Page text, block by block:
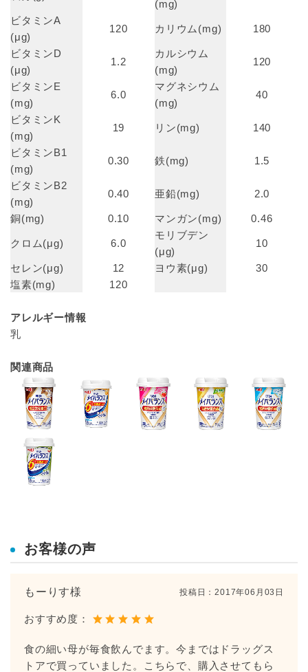
(mg)
ビタミンA
(μg)
120 カリウム(mg)
180
ビタミンD
(μg)
1.2
カルシウム
(mg)
120
ビタミンE
(mg)
6.0
マグネシウム
(mg)
40
ビタミンK
(mg)
19 リン(mg)
140
ビタミンB1
(mg)
0.30 鉄(mg)
1.5
ビタミンB2
(mg)
0.40 亜鉛(mg)
2.0
銅(mg)
0.10 マンガン(mg)
0.46
クロム(μg)
6.0
モリブデン
(μg)
10
セレン(μg)
12 ヨウ素(μg)
30
塩素(mg)
120
アレルギー情報
乳
関連商品
お客様の声
もーりす様 投稿日：2017年06月03日
おすすめ度：
食の細い母が毎食飲んでます。今まではドラッグス
トアで買っていました。こちらで、購入させてもら